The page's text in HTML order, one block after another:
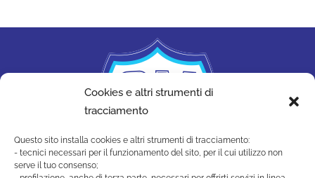
Cookies e altri strumenti di
tracciamento
Questo sito installa cookies e altri strumenti di tracciamento:
- tecnici necessari per il funzionamento del sito, per il cui utilizzo non
serve il tuo consenso;